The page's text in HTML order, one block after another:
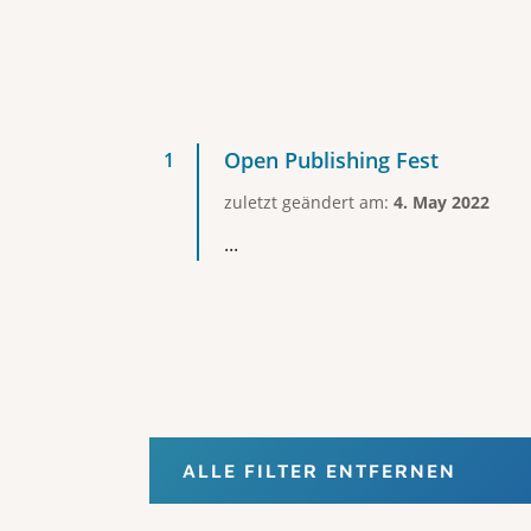
Open Publishing Fest
zuletzt geändert am: 4. May 2022
...
ALLE FILTER ENTFERNEN